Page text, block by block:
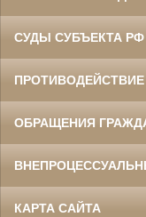
СУДЫ СУБЪЕКТА РФ
ОБРАЩЕНИЯ
КАРТА САЙТА